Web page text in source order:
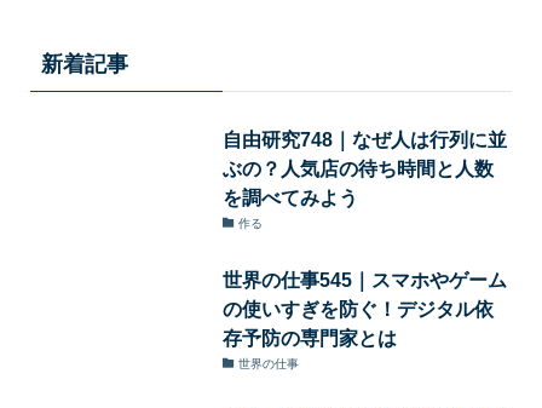
新着記事
自由研究748｜なぜ人は行列に並
ぶの？人気店の待ち時間と人数
を調べてみよう
作る
世界の仕事545｜スマホやゲーム
の使いすぎを防ぐ！デジタル依
存予防の専門家とは
世界の仕事